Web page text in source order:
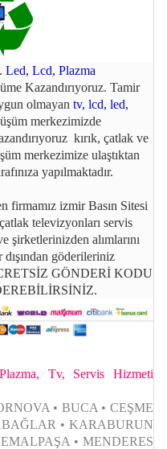
Led, Lcd, Plazma
Kazandırıyoruz. Tamir
olmayan tv, lcd, led,
merkezimizde
kırık, çatlak ve
merkezimize ulaştıktan
yapılmaktadır.
firmamız izmir Basın Sitesi
televizyonları servis
şirketlerinizden alımlarını
göderileriniz
GÖNDERİ KODU
Tv, Servis Hizmeti
• BUCA • CEŞME
• KARABURUN
• MENDERES